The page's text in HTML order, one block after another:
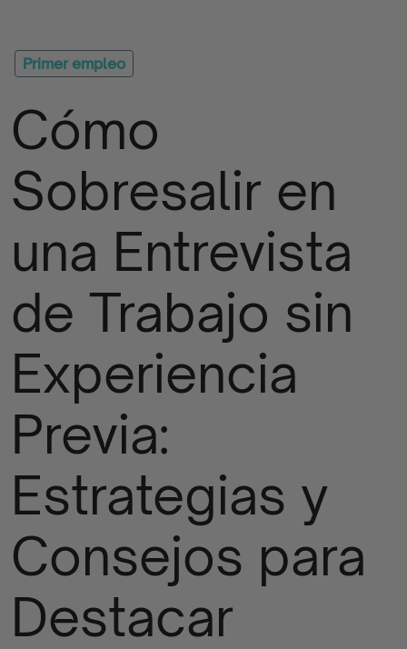
Iniciativa
Contacto
Empresas
Blog
Programas
finalizados
Primer empleo
Cómo
Sobresalir en
una Entrevista
de Trabajo sin
Experiencia
Previa:
Estrategias y
Consejos para
Destacar